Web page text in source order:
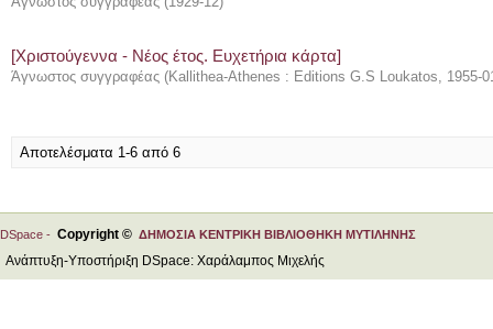
[Χριστούγεννα - Νέος έτος. Ευχετήρια κάρτα]
Άγνωστος συγγραφέας (Kallithea-Athenes : Editions G.S Loukatos, 1955-
Αποτελέσματα 1-6 από 6
DSpace - Copyright © ΔΗΜΟΣΙΑ ΚΕΝΤΡΙΚΗ ΒΙΒΛΙΟΘΗΚΗ ΜΥΤΙΛΗΝΗΣ
Ανάπτυξη-Υποστήριξη DSpace: Χαράλαμπος Μιχελής